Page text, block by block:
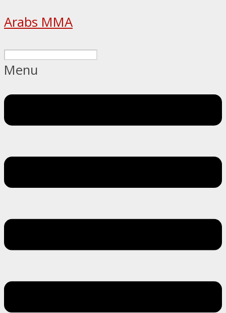
Arabs MMA
Menu